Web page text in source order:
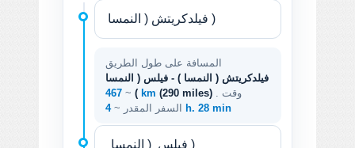
المسافة على طول الطريق
فيلدكريتش ( النمسا ) - فيلس ( النمسا
)
~ 467 km (290 miles)
السفر المقدر ~ 4 h. 28 min